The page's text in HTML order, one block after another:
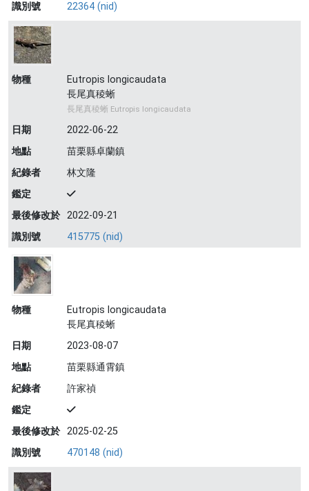
識別號
22364 (nid)
物種
Eutropis longicaudata
長尾真稜蜥
長尾真稜蜥 Eutropis longicaudata
日期
2022-06-22
地點
苗栗縣卓蘭鎮
紀錄者
林文隆
鑑定
最後修改於 2022-09-21
識別號
415775 (nid)
物種
Eutropis longicaudata
長尾真稜蜥
日期
2023-08-07
地點
苗栗縣通霄鎮
紀錄者
許家禎
鑑定
最後修改於 2025-02-25
識別號
470148 (nid)